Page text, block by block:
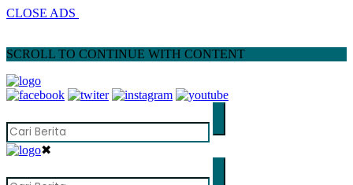
CLOSE ADS
SCROLL TO CONTINUE WITH CONTENT
✖